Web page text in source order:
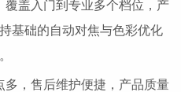
盖入门到专业多个档位，产
基础的自动对焦与色彩优化
，售后维护便捷，产品质量